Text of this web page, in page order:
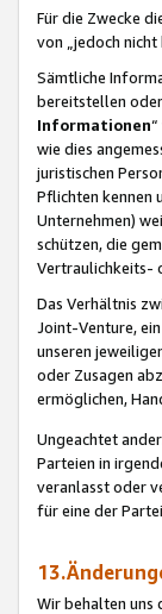
Für die Zwecke
von „jedoch
Sämtliche
bereitstellen
Informationen
wie dies
juristischen
Pflichten kennen
Unternehmen)
schützen, die
Vertraulichkeits-
Das Verhältnis
Joint-Venture,
unseren
oder Zusagen
ermöglichen,
Ungeachtet
Parteien in
veranlasst oder
für eine der
Wir behalten uns